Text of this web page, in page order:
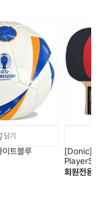
트블루
[Donic]
회원전용